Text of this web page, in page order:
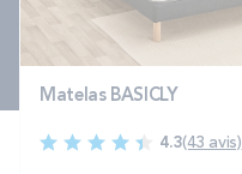
Matelas BASICLY
4.3(43 avis)